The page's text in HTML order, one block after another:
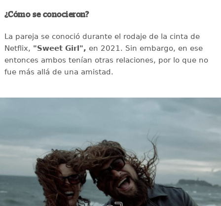
¿Cómo se conocieron?
La pareja se conoció durante el rodaje de la cinta de
Netflix, "Sweet Girl", en 2021. Sin embargo, en ese
entonces ambos tenían otras relaciones, por lo que no
fue más allá de una amistad.